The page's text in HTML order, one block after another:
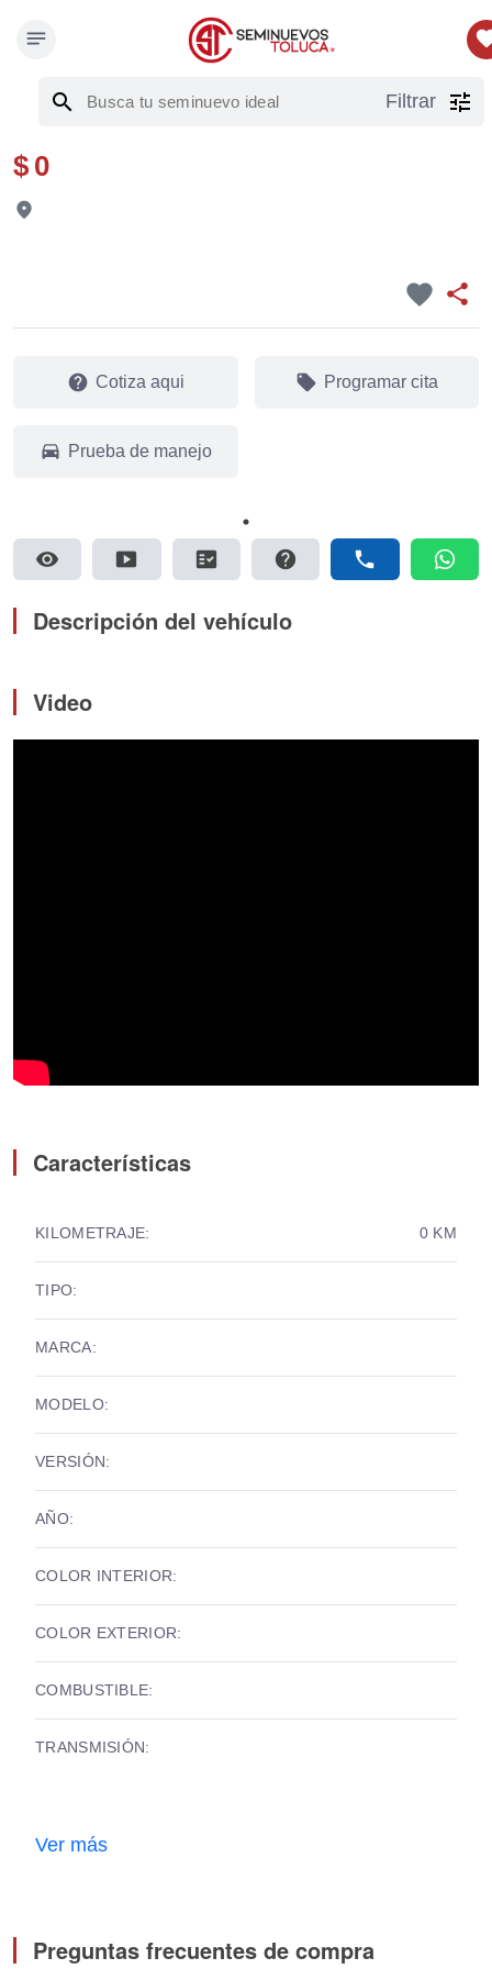
notes
search Filtrar tune
$ 0
fmd_good
favorite share
help Cotiza aqui local_offer Programar cita
drive_eta Prueba de manejo
visibility smart_display fact_check help phone whatsapp
Descripción del vehículo
Video
Características
KILOMETRAJE: 0 KM
TIPO:
MARCA:
MODELO:
VERSIÓN:
AÑO:
COLOR INTERIOR:
COLOR EXTERIOR:
COMBUSTIBLE:
TRANSMISIÓN:
Ver más
Preguntas frecuentes de compra